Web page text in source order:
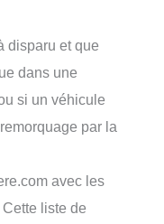
disparu et que
dans une
si un véhicule
par la
avec les
liste de